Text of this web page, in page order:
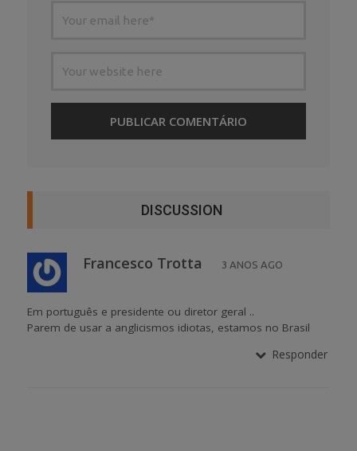
DISCUSSION
Francesco Trotta 3 ANOS AGO
Em português e presidente ou diretor geral ..
Parem de usar a anglicismos idiotas, estamos no Brasil
Responder